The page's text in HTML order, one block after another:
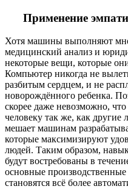
Применение
Хотя машины выполняют
медицинский анализ и
некоторые вещи, которые
Компьютер никогда не
разбитым сердцем, и не
новорождённого ребенка.
скорее даже невозможно,
человеку так же, как другие
мешает машинам
которые максимизируют
людей. Таким образом,
будут востребованы в
основные
становятся всё более